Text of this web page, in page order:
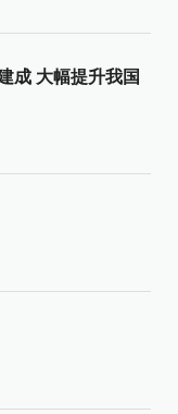
成 大幅提升我国